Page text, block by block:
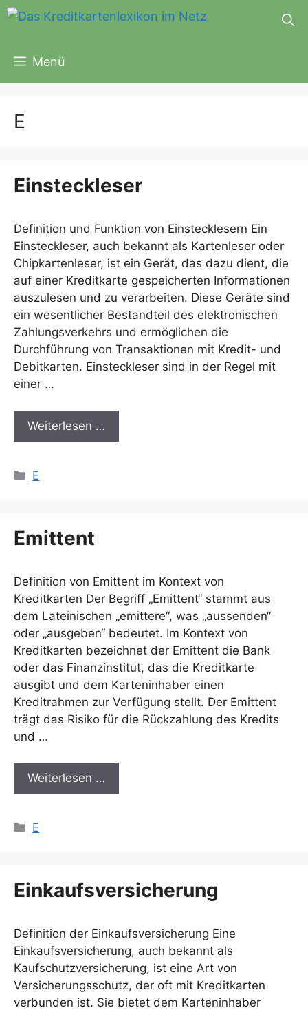
Zum
Inhalt
Menü
E
Einsteckleser
Definition und Funktion von Einstecklesern Ein
Einsteckleser, auch bekannt als Kartenleser oder
Chipkartenleser, ist ein Gerät, das dazu dient, die
auf einer Kreditkarte gespeicherten Informationen
auszulesen und zu verarbeiten. Diese Geräte sind
ein wesentlicher Bestandteil des elektronischen
Zahlungsverkehrs und ermöglichen die
Durchführung von Transaktionen mit Kredit- und
Debitkarten. Einsteckleser sind in der Regel mit
einer …
Weiterlesen …
Kategorien
E
Emittent
Definition von Emittent im Kontext von
Kreditkarten Der Begriff „Emittent“ stammt aus
dem Lateinischen „emittere“, was „aussenden“
oder „ausgeben“ bedeutet. Im Kontext von
Kreditkarten bezeichnet der Emittent die Bank
oder das Finanzinstitut, das die Kreditkarte
ausgibt und dem Karteninhaber einen
Kreditrahmen zur Verfügung stellt. Der Emittent
trägt das Risiko für die Rückzahlung des Kredits
und …
Weiterlesen …
Kategorien
E
Einkaufsversicherung
Definition der Einkaufsversicherung Eine
Einkaufsversicherung, auch bekannt als
Kaufschutzversicherung, ist eine Art von
Versicherungsschutz, der oft mit Kreditkarten
verbunden ist. Sie bietet dem Karteninhaber